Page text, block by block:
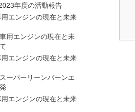
年度の活動報告
エンジンの現在と未来
用エンジンの現在と未
エンジンの現在と未来
ーパーリーンバーンエ
エンジンの現在と未来